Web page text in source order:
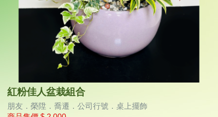
紅粉佳人盆栽組合
朋友．榮陞．喬遷．公司行號．桌上擺飾